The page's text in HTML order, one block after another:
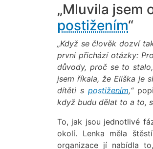
„Mluvila jsem
postižením“
„Když se člověk dozví
první přichází otázky:
důvody, proč se to
jsem říkala, že Eliška je
dítěti s postižením,“
když budu dělat to a to,
To, jak jsou jednotlivé
okolí. Lenka měla
organizace jí nabídla